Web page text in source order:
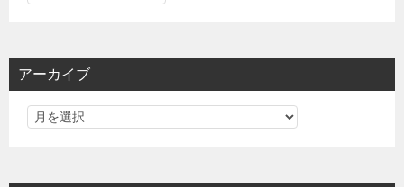
リ
アーカイブ